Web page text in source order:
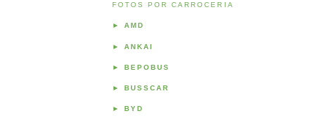
FOTOS POR CARROCERIA
► AMD
► ANKAI
► BEPOBUS
► BUSSCAR
► BYD